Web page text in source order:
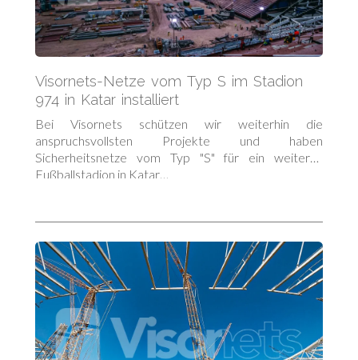
Visornets-Netze vom Typ S im Stadion
974 in Katar installiert
Bei Visornets schützen wir weiterhin die
anspruchsvollsten Projekte und haben
Sicherheitsnetze vom Typ "S" für ein weiteres
Fußballstadion in Katar…